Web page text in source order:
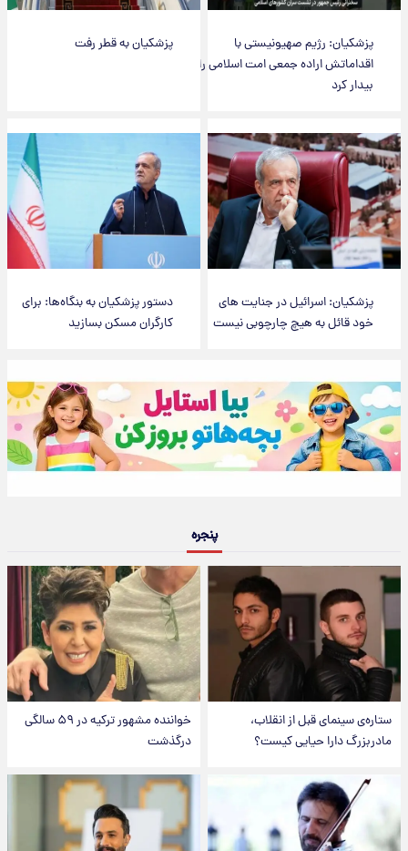
پزشکیان: رژیم صهیونیستی با
اقداماتش اراده جمعی امت اسلامی را
بیدار کرد
پزشکیان به قطر رفت
پزشکیان: اسرائیل در جنایت های
خود قائل به هیچ چارچوبی نیست
دستور پزشکیان به بنگاه‌ها: برای
کارگران مسکن بسازید
پنجره
ستاره‌ی سینمای قبل از انقلاب،
مادربزرگ دارا حیایی کیست؟
خواننده مشهور ترکیه در ۵۹ سالگی
درگذشت